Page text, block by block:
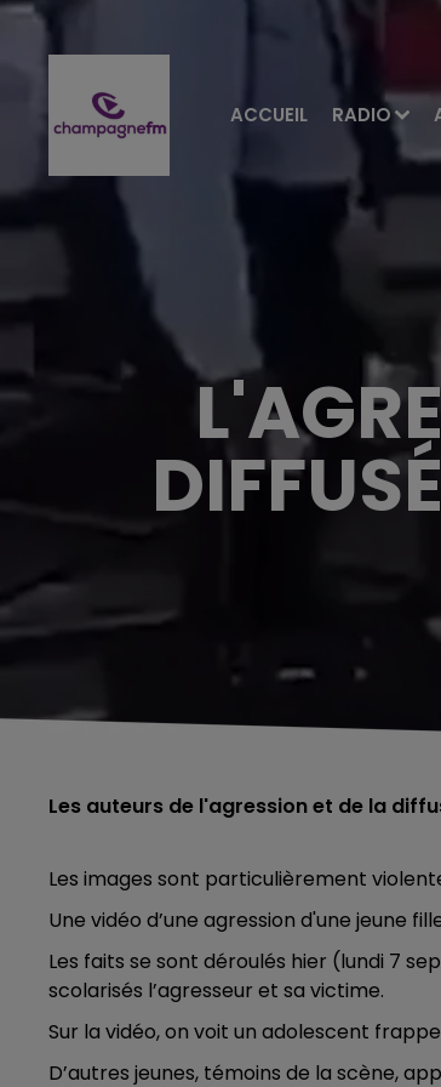
ACCUEIL RADIO
Les auteurs de l'agression et de la
Les images sont particulièrement
Une vidéo d’une agression d'une jeune
Les faits se sont déroulés hier (lundi 7
scolarisés l’agresseur et sa victime.
Sur la vidéo, on voit un adolescent
D’autres jeunes, témoins de la scène,